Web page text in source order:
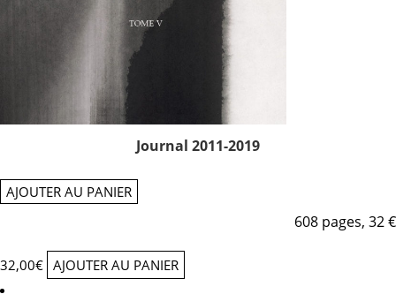
Journal 2011-2019
AJOUTER AU PANIER
608 pages, 32 €
32,00€ AJOUTER AU PANIER